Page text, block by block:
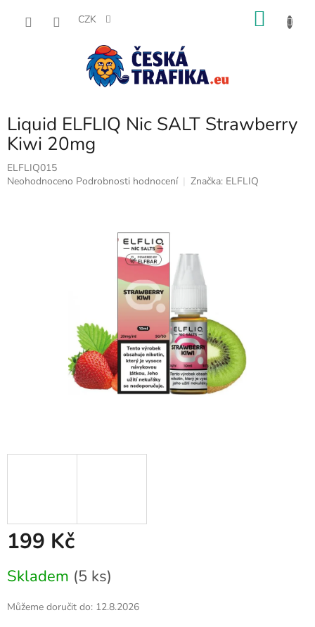
CZK
Liquid ELFLIQ Nic SALT Strawberry
Kiwi 20mg
ELFLIQ015
Průměrné
Neohodnoceno Podrobnosti hodnocení Značka: ELFLIQ
199 Kč
cena:
Skladem (5 ks)
Můžeme doručit do: 12.8.2026